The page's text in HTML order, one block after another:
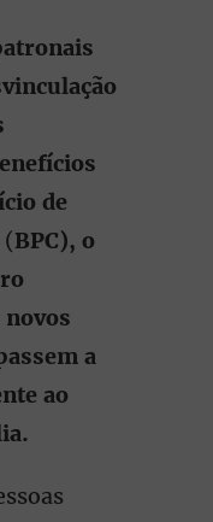
de
(BPC), o
novos
a
ao